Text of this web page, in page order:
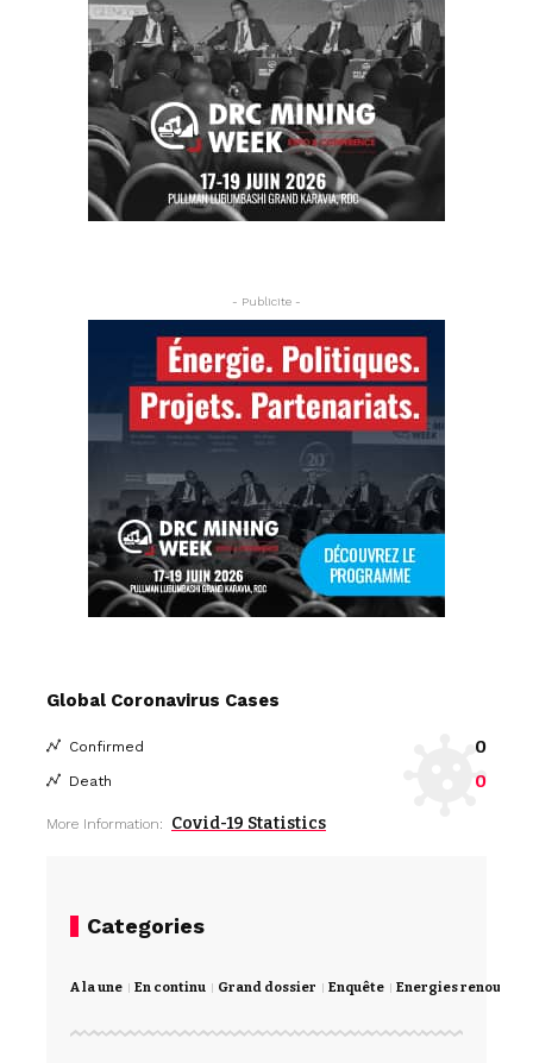
- Publicite -
Global Coronavirus Cases
Confirmed 0
Death 0
More Information: Covid-19 Statistics
Categories
A la une En continu Grand dossier Enquête Energies